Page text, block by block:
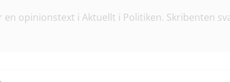
en opinionstext i Aktuellt i Politiken. Skribenten